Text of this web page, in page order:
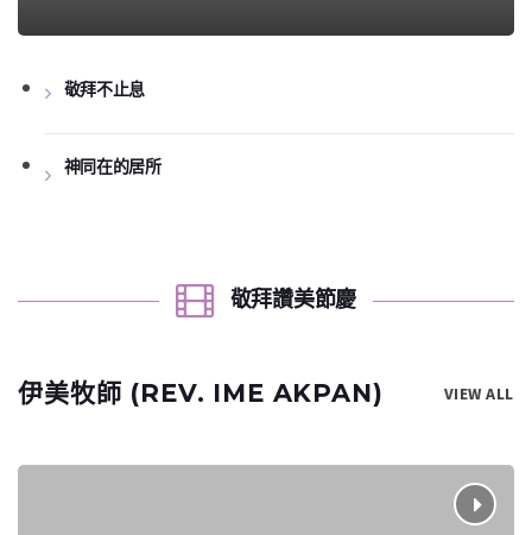
敬拜不止息
神同在的居所
敬拜讚美節慶
伊美牧師 (REV. IME AKPAN) VIEW ALL